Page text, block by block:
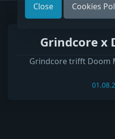
Grindcore x
Grindcore trifft Doom
Close Cookies